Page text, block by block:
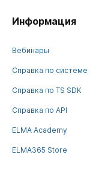
Информация
Вебинары
Справка по системе
Справка по TS SDK
Справка по API
ELMA Academy
ELMA365 Store